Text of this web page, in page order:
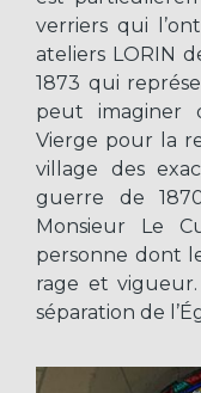
verriers qui
ateliers LORIN
1873 qui
peut imaginer
Vierge pour la
village des
guerre de
Monsieur Le
personne dont
rage et
séparation de